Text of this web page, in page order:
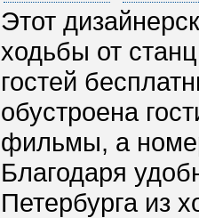
Этот
ходьбы от
гостей
обустроена
фильмы, а
Благодаря
Петербурга из